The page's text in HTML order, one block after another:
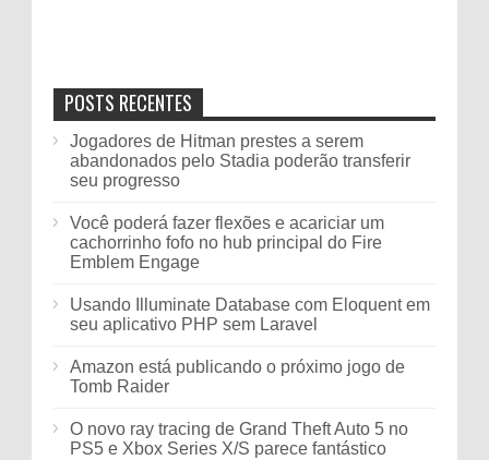
POSTS RECENTES
Jogadores de Hitman prestes a serem
abandonados pelo Stadia poderão transferir
seu progresso
Você poderá fazer flexões e acariciar um
cachorrinho fofo no hub principal do Fire
Emblem Engage
Usando Illuminate Database com Eloquent em
seu aplicativo PHP sem Laravel
Amazon está publicando o próximo jogo de
Tomb Raider
O novo ray tracing de Grand Theft Auto 5 no
PS5 e Xbox Series X/S parece fantástico